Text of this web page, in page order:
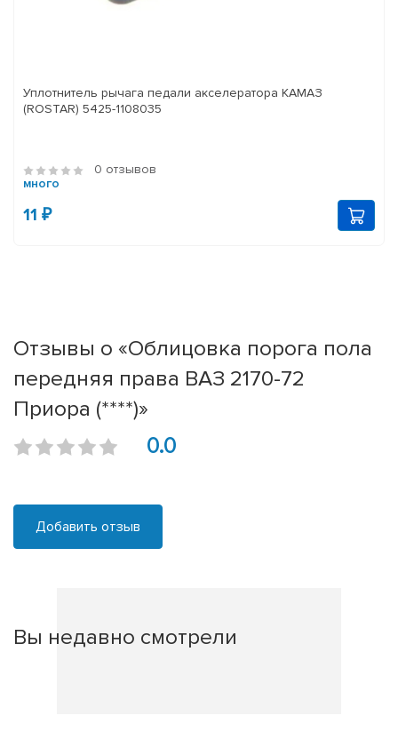
Уплотнитель рычага педали акселератора КАМАЗ
(ROSTAR) 5425-1108035
0 отзывов
много
11 ₽
Отзывы о «Облицовка порога пола
передняя права ВАЗ 2170-72
Приора (****)»
0.0
Добавить отзыв
Вы недавно смотрели